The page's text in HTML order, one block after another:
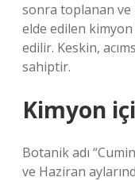
sonra toplanan ve
elde edilen
edilir. Keskin,
sahiptir.
Kimyon
Botanik adı
ve Haziran